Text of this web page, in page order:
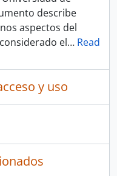
describe
aspectos del
el… Read
y uso